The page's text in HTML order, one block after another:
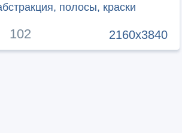
полосы, краски
2160x3840
102